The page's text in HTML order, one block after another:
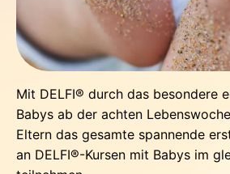
Mit DELFI® durch das besondere
Babys ab der achten
Eltern das gesamte spannende
an DELFI®-Kursen mit Babys im